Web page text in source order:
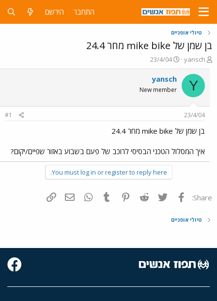
התחבר הירשם
טיולי אופניים
בן שמן של mike bike מחר 24.4
פ
ו
ת
ח
ה
ש
א
yansch
פ
ו
ר
ם
ר
ך
23/4/04
Y
yansch
New member
23/4/04
#1
בן שמן של mike bike מחר 24.4
איך המסלול הטכני הבסיסי לרוכב של פעם בשבוע באזור שפיים/יקום?
You must log in or register to reply here.
Share: פייסבוק Twitter
Reddit
Pinterest
Tumblr
WhatsAppדואר אלקטרוני
טיולי אופניים